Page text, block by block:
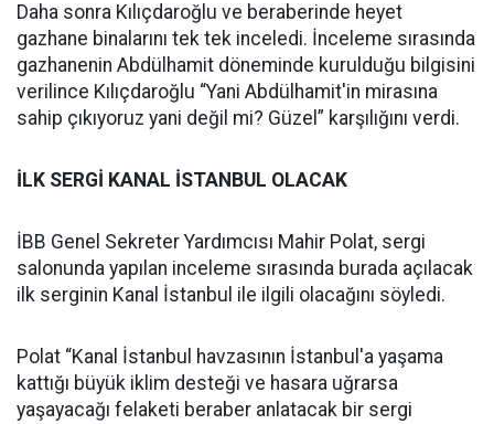
Daha sonra Kılıçdaroğlu ve beraberinde heyet
gazhane binalarını tek tek inceledi. İnceleme sırasında
gazhanenin Abdülhamit döneminde kurulduğu bilgisini
verilince Kılıçdaroğlu “Yani Abdülhamit'in mirasına
sahip çıkıyoruz yani değil mi? Güzel” karşılığını verdi.
İLK SERGİ KANAL İSTANBUL OLACAK
İBB Genel Sekreter Yardımcısı Mahir Polat, sergi
salonunda yapılan inceleme sırasında burada açılacak
ilk serginin Kanal İstanbul ile ilgili olacağını söyledi.
Polat “Kanal İstanbul havzasının İstanbul'a yaşama
kattığı büyük iklim desteği ve hasara uğrarsa
yaşayacağı felaketi beraber anlatacak bir sergi